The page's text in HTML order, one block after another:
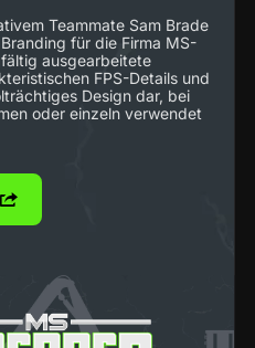
Teammate Sam Brade
für die Firma MS-
ausgearbeitete
FPS-Details und
Design dar, bei
oder einzeln verwendet